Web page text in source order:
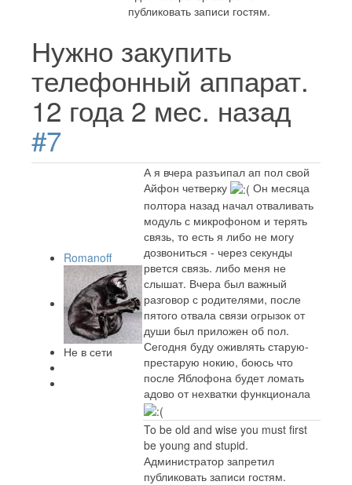
публиковать записи гостям.
Нужно закупить
телефонный аппарат.
12 года 2 мес. назад
#7
Romanoff
Не в сети
А я вчера разъипал ап пол свой
Айфон четверку
Он месяца
полтора назад начал отваливать
модуль с микрофоном и терять
связь, то есть я либо не могу
дозвониться - через секунды
рвется связь. либо меня не
слышат. Вчера был важный
разговор с родителями, после
пятого отвала связи огрызок от
души был приложен об пол.
Сегодня буду оживлять старую-
престарую нокию, боюсь что
после Яблофона будет ломать
адово от нехватки функционала
To be old and wise you must first
be young and stupid.
Администратор запретил
публиковать записи гостям.